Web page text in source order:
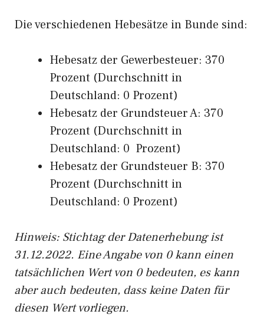
Die verschiedenen Hebesätze in Bunde sind:
Hebesatz der Gewerbesteuer: 370
Prozent (Durchschnitt in
Deutschland: 0 Prozent)
Hebesatz der Grundsteuer A: 370
Prozent (Durchschnitt in
Deutschland: 0 Prozent)
Hebesatz der Grundsteuer B: 370
Prozent (Durchschnitt in
Deutschland: 0 Prozent)
Hinweis: Stichtag der Datenerhebung ist
31.12.2022. Eine Angabe von 0 kann einen
tatsächlichen Wert von 0 bedeuten, es kann
aber auch bedeuten, dass keine Daten für
diesen Wert vorliegen.